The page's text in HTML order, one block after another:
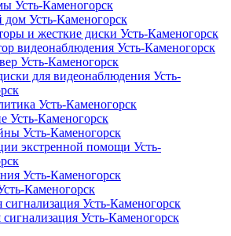
Усть-Каменогорск
Усть-Каменогорск
и жесткие диски Усть-Каменогорск
видеонаблюдения Усть-Каменогорск
Усть-Каменогорск
для видеонаблюдения Усть-
Усть-Каменогорск
Усть-Каменогорск
Усть-Каменогорск
экстренной помощи Усть-
Усть-Каменогорск
Каменогорск
Усть-Каменогорск
Усть-Каменогорск